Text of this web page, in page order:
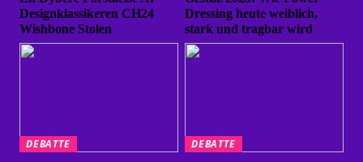
Designklassikeren CH24
Wishbone Stolen
Dressing heute weiblich,
stark und tragbar wird
DEBATTE
DEBATTE